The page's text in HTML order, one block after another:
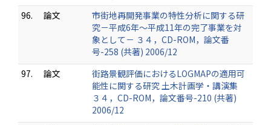
96.
論文
市街地再開発事業の特性分析に関する研
究－平成6年～平成11年の完了事業を対
象として－ ３４，CD-ROM，論文番
号-258 (共著) 2006/12
97.
論文
街路景観評価におけるLOGMAPの適用可
能性に関する研究 土木計画学・講演集
３４，CD-ROM，論文番号-210 (共著)
2006/12